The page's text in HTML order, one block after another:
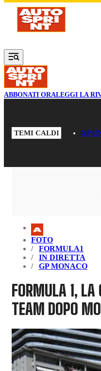
Vai al contenuto principale
ABBONATI ORALEGGI LA
TEMI CALDI GP
FOTO
FORMULA1
IN DIRETTA
GP MONACO
FORMULA 1, LA
TEAM DOPO